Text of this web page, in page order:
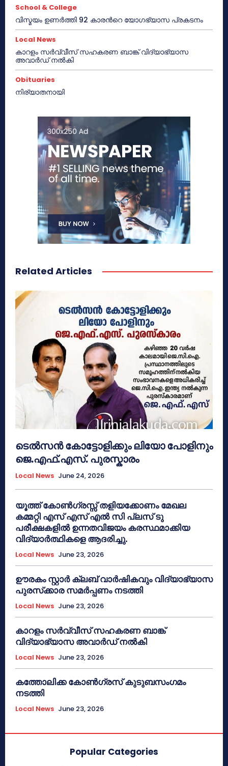
School & College
വിസ്മയം ഉണർത്തി 92 കാരൻറെ യോഗഭ്യാസ പ്രകടനം
Local News
കാറളം സർവ്വീസ് സഹകരണ ബാങ്ക് വിദ്യാഭ്യാസ
അവാർഡ് നൽകി
Obituaries
നിര്യാതനായി
Related Articles
ടെൽസൻ കോട്ടോളിക്കും ലിയോ പോളിനും
ജെ.എഫ്.എസ്. പുരസ്കാരം
Local News June 24, 2026
യൂത്ത് കോൺഗ്രസ്സ് തളിയക്കോണം മേഖല
കമ്മറ്റി എസ് എസ് എൽ സി പ്ലസ് ടു
പരീക്ഷകളിൽ ഉന്നതവിജയം കരസ്ഥമാക്കിയ
വിദ്യാർത്ഥികളെ ആദരിച്ചു.
Local News June 23, 2026
ഊരകം സ്റ്റാർ ക്ലബ് വാർഷികവും വിദ്യാഭ്യാസ
പുരസ്‌ക്കാര സമർപ്പണം നടത്തി
Local News June 23, 2026
കാറളം സർവ്വീസ് സഹകരണ ബാങ്ക്
വിദ്യാഭ്യാസ അവാർഡ് നൽകി
Local News June 23, 2026
കത്തോലിക്ക കോൺഗ്രസ് കുടുബസംഗമം
നടത്തി
Local News June 23, 2026
Popular Categories